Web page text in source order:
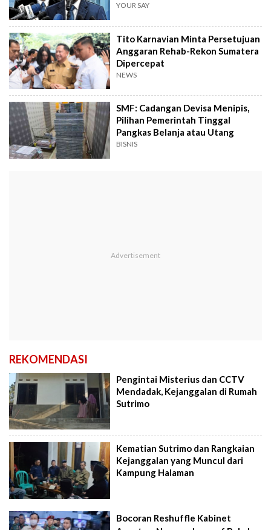
YOUR SAY
Tito Karnavian Minta Persetujuan
Anggaran Rehab-Rekon Sumatera
Dipercepat
NEWS
SMF: Cadangan Devisa Menipis,
Pilihan Pemerintah Tinggal
Pangkas Belanja atau Utang
BISNIS
REKOMENDASI
Pengintai Misterius dan CCTV
Mendadak, Kejanggalan di Rumah
Sutrimo
Kematian Sutrimo dan Rangkaian
Kejanggalan yang Muncul dari
Kampung Halaman
Bocoran Reshuffle Kabinet